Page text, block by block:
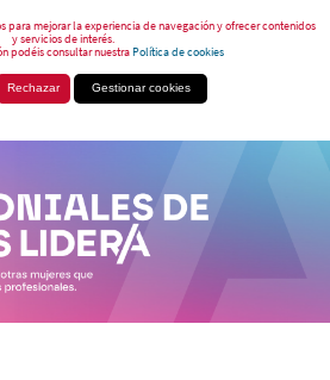
para mejorar la experiencia de navegación y ofrecer contenidos
y servicios de interés.
podéis consultar nuestraPolítica de cookies
Rechazar Gestionar cookies